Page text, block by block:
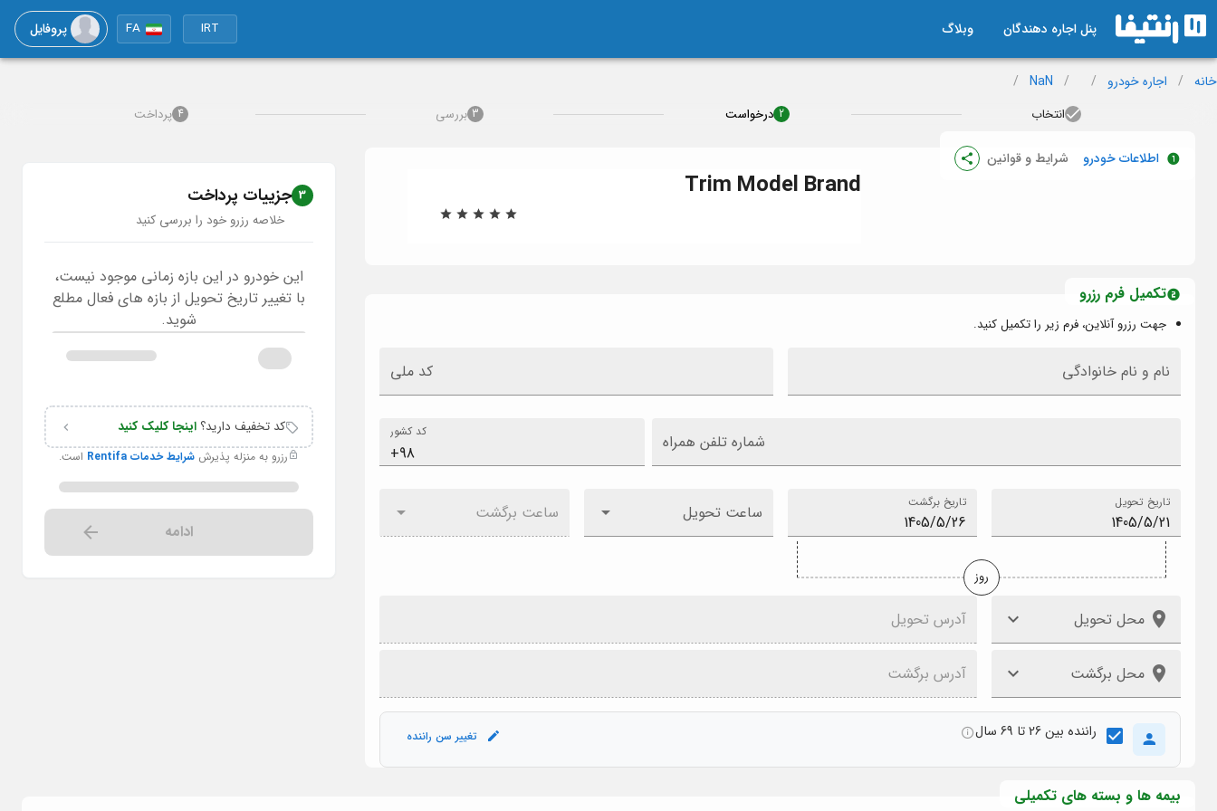
پنل اجاره دهندگان وبلاگ IRT
FA پروفایل
خانه / اجاره خودرو /
/
NaN
/
انتخاب 2 درخواست 3 بررسی 4 پرداخت
اطلاعات خودرو شرایط و قوانین
Brand
Model
Trim
تکمیل فرم رزرو
جهت رزرو آنلاین، فرم زیر را تکمیل کنید.
نام و نام خانوادگی کد ملی
کد کشور شماره تلفن همراه
تاریخ تحویل تاریخ برگشت ساعت تحویل ساعت برگشت
روز
محل تحویل آدرس تحویل
محل برگشت آدرس برگشت
راننده بین 26 تا 69 سال تغییر سن راننده
بیمه ها و بسته های تکمیلی
3 جزییات پرداخت
خلاصه رزرو خود را بررسی کنید
این خودرو در این بازه زمانی موجود نیست،
با تغییر تاریخ تحویل از بازه های فعال مطلع
شوید.
کد تخفیف دارید؟اینجا کلیک کنید
رزرو به منزله پذیرش شرایط خدمات Rentifa است.
ادامه